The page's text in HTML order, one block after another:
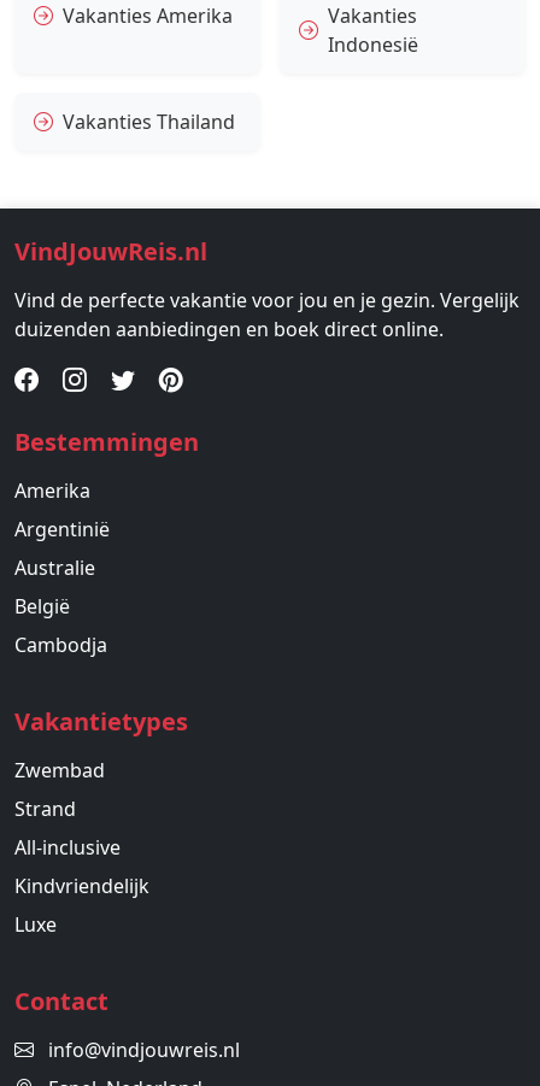
Vakanties Amerika
Vakanties
Indonesië
Vakanties Thailand
VindJouwReis.nl
Vind de perfecte vakantie voor jou en je gezin. Vergelijk
duizenden aanbiedingen en boek direct online.
Bestemmingen
Amerika
Argentinië
Australie
België
Cambodja
Vakantietypes
Zwembad
Strand
All-inclusive
Kindvriendelijk
Luxe
Contact
info@vindjouwreis.nl